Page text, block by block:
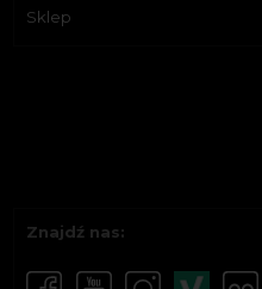
Sklep
Znajdź nas: